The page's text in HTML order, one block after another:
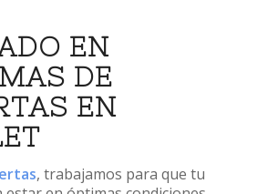
EN
DE
EN
, trabajamos para que tu